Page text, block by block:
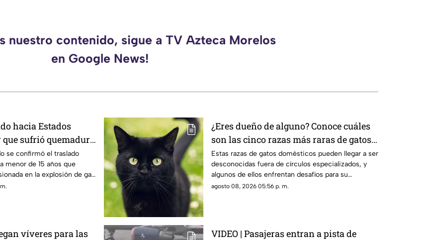
nuestro contenido, sigue a TV Azteca Morelos
en Google News!
hacia Estados
sufrió quemadura
gas LP en
se confirmó el traslado
menor de 15 años que
en la explosión de gas
¿Eres dueño de alguno? Conoce cuáles
son las cinco razas más raras de gatos
domésticos en todo el mundo
Estas razas de gatos domésticos pueden llegar a ser
desconocidas fuera de círculos especializados, y
algunos de ellos enfrentan desafíos para su
preservación.
agosto 08, 2026 05:56 p. m.
víveres para las
VIDEO | Pasajeras entran a pista de